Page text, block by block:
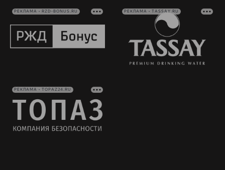
РЕКЛАМА • RZD-BONUS.RU РЕКЛАМА • TASSAY.RU
РЕКЛАМА • TOPAZ24.RU